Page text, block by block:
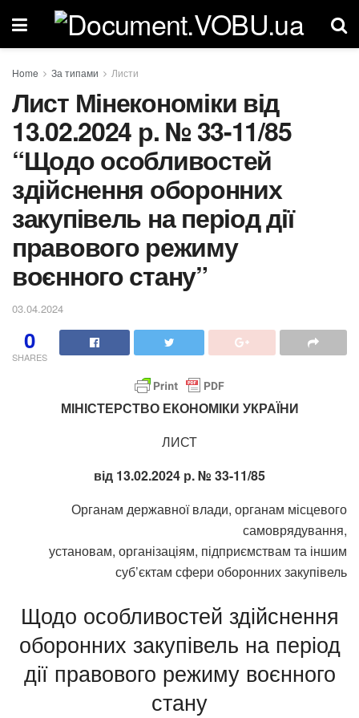
Home За типами Листи
Лист Мінекономіки від
13.02.2024 р. № 33-11/85
“Щодо особливостей
здійснення оборонних
закупівель на період дії
правового режиму
воєнного стану”
03.04.2024
0
SHARES
МІНІСТЕРСТВО ЕКОНОМІКИ УКРАЇНИ
ЛИСТ
від 13.02.2024 р. № 33-11/85
Органам державної влади, органам місцевого
самоврядування,
установам, організаціям, підприємствам та іншим
суб’єктам сфери оборонних закупівель
Щодо особливостей здійснення
оборонних закупівель на період
дії правового режиму воєнного
стану